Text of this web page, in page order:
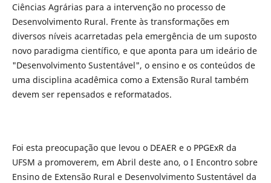
Ciências Agrárias para a intervenção no processo de
Desenvolvimento Rural. Frente às transformações em
diversos níveis acarretadas pela emergência de um suposto
novo paradigma científico, e que aponta para um ideário de
"Desenvolvimento Sustentável", o ensino e os conteúdos de
uma disciplina acadêmica como a Extensão Rural também
devem ser repensados e reformatados.
Foi esta preocupação que levou o DEAER e o PPGExR da
UFSM a promoverem, em Abril deste ano, o I Encontro sobre
Ensino de Extensão Rural e Desenvolvimento Sustentável da